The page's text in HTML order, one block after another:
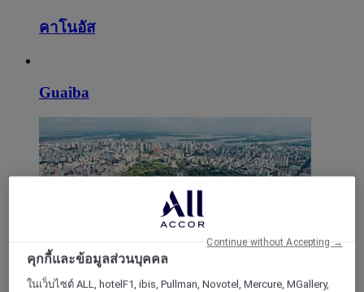
คาโนอัส
Guaiba
ปอร์ตูอาเลเกร
คุกกี้และข้อมูลส่วนบุคคล
ในเว็บไซต์ ALL, hotelF1, ibis, Pullman, Novotel, Mercure, MGallery,
Continue without Accepting →